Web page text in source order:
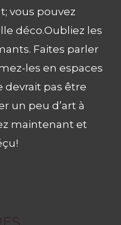
vous pouvez
déco.Oubliez les
Faites parler
les en espaces
devrait pas être
un peu d’art à
maintenant et